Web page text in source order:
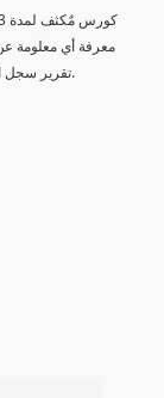
معرفة أي معلومة
تقرير سجل المخاطر بالإضافة الى المقدرة التامية لإدارة مخاطر المشاريع.